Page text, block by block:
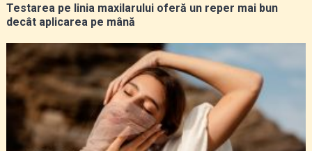
Testarea pe linia maxilarului oferă un reper mai bun
decât aplicarea pe mână